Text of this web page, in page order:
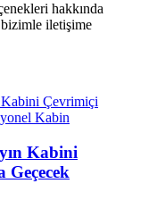
hakkında
iletişime
Kabini
Geçecek